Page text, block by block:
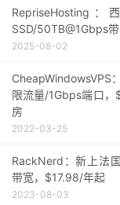
RepriseHosting
SSD/50TB@1Gbps
2025-08-02
CheapWindowsVPS
限流量/1Gbps端口
房
2022-03-25
RackNerd：新上法
带宽，$17.98/年起
2023-08-03